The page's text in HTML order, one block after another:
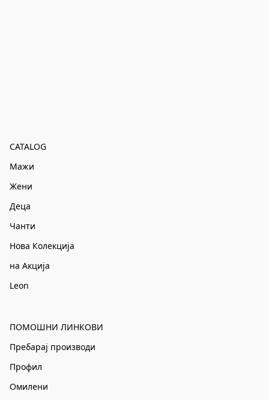
CATALOG
Мажи
Жени
Деца
Чанти
Нова Колекција
на Акција
Leon
ПОМОШНИ ЛИНКОВИ
Пребарај производи
Профил
Омилени